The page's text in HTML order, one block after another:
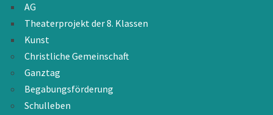
AG
Theaterprojekt der 8. Klassen
Kunst
Christliche Gemeinschaft
Ganztag
Begabungsförderung
Schulleben